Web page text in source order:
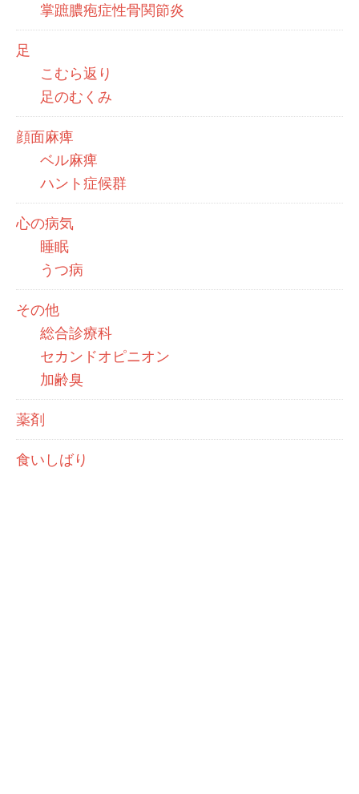
掌蹠膿疱症性骨関節炎
足
こむら返り
足のむくみ
顔面麻痺
ベル麻痺
ハント症候群
心の病気
睡眠
うつ病
その他
総合診療科
セカンドオピニオン
加齢臭
薬剤
食いしばり